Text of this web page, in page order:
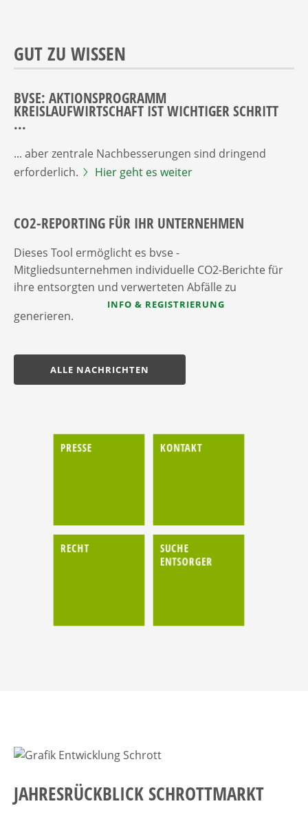
GUT ZU WISSEN
BVSE: AKTIONSPROGRAMM
KREISLAUFWIRTSCHAFT IST WICHTIGER SCHRITT
...
... aber zentrale Nachbesserungen sind dringend
erforderlich.
Hier geht es weiter
CO2-REPORTING FÜR IHR UNTERNEHMEN
Dieses Tool ermöglicht es bvse -
Mitgliedsunternehmen individuelle CO2-Berichte für
ihre entsorgten und verwerteten Abfälle zu
generieren.
INFO & REGISTRIERUNG
ALLE NACHRICHTEN
PRESSE KONTAKT
RECHT SUCHE
ENTSORGER
JAHRESRÜCKBLICK SCHROTTMARKT